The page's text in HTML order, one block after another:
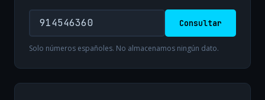
Consultar
Solo números españoles. No almacenamos ningún dato.